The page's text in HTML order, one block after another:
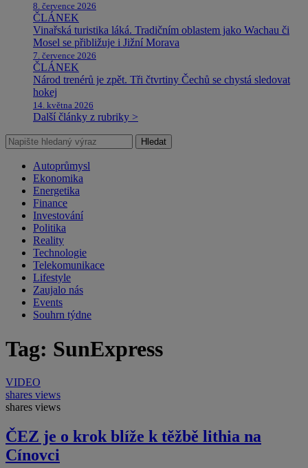
8. července 2026
ČLÁNEK
Vinařská turistika láká. Tradičním oblastem jako Wachau či
Mosel se přibližuje i Jižní Morava
7. července 2026
ČLÁNEK
Národ trenérů je zpět. Tři čtvrtiny Čechů se chystá sledovat
hokej
14. května 2026
Další články z rubriky >
Hledat
Autoprůmysl
Ekonomika
Energetika
Finance
Investování
Politika
Reality
Technologie
Telekomunikace
Lifestyle
Zaujalo nás
Events
Souhrn týdne
Tag: SunExpress
VIDEO
shares views
shares views
ČEZ je o krok blíže k těžbě lithia na
Cínovci